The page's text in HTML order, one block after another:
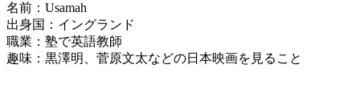
名前：Usamah
出身国：イングランド
職業：塾で英語教師
趣味：黒澤明、菅原文太などの日本映画を見ること